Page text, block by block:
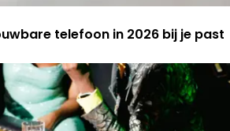
telefoon in 2026 bij je past